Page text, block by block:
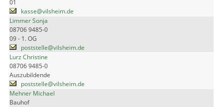
01
kasse@vilsheim.de
Limmer Sonja
08706 9485-0
09 - 1. OG
poststelle@vilsheim.de
Lurz Christine
08706 9485-0
Auszubildende
poststelle@vilsheim.de
Mehner Michael
Bauhof